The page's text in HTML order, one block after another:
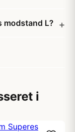
modstand L?
i